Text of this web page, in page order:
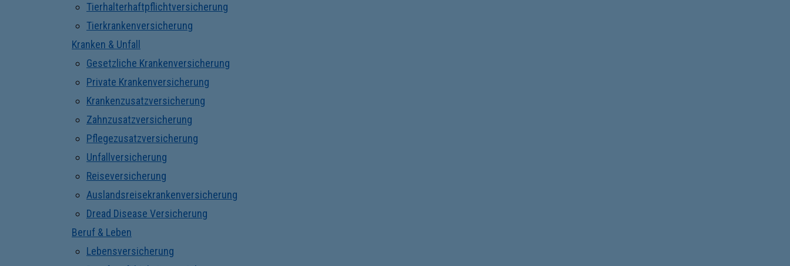
Tierhalterhaftpflichtversicherung
Tierkrankenversicherung
Kranken & Unfall
Gesetzliche Krankenversicherung
Private Krankenversicherung
Krankenzusatzversicherung
Zahnzusatzversicherung
Pflegezusatzversicherung
Unfallversicherung
Reiseversicherung
Auslandsreisekrankenversicherung
Dread Disease Versicherung
Beruf & Leben
Lebensversicherung